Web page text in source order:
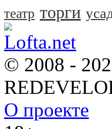
театр торги
© 2008 -
О проекте